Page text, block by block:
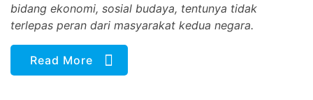
bidang ekonomi, sosial budaya, tentunya tidak
terlepas peran dari masyarakat kedua negara.
Read More